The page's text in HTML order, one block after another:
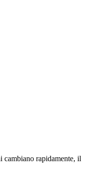
cambiano rapidamente, il